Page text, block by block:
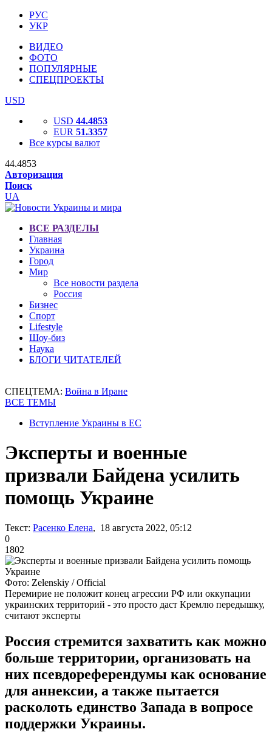
РУС
УКР
ВИДЕО
ФОТО
ПОПУЛЯРНЫЕ
СПЕЦПРОЕКТЫ
USD
USD 44.4853
EUR 51.3357
Все курсы валют
44.4853
Авторизация
Поиск
UA
ВСЕ РАЗДЕЛЫ
Главная
Украина
Город
Мир
Все новости раздела
Россия
Бизнес
Спорт
Lifestyle
Шоу-биз
Наука
БЛОГИ ЧИТАТЕЛЕЙ
СПЕЦТЕМА: Война в Иране
ВСЕ ТЕМЫ
Вступление Украины в ЕС
Эксперты и военные
призвали Байдена усилить
помощь Украине
Текст: Расенко Елена, 18 августа 2022, 05:12
0
1802
Фото: Zelenskiy / Official
Перемирие не положит конец агрессии РФ или оккупации
украинских территорий - это просто даст Кремлю передышку,
считают эксперты
Россия стремится захватить как можно
больше территории, организовать на
них псевдореферендумы как основание
для аннексии, а также пытается
расколоть единство Запада в вопросе
поддержки Украины.